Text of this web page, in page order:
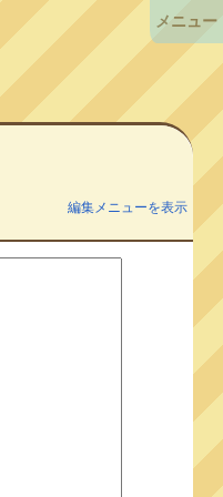
編集メニューを表示
メニュー